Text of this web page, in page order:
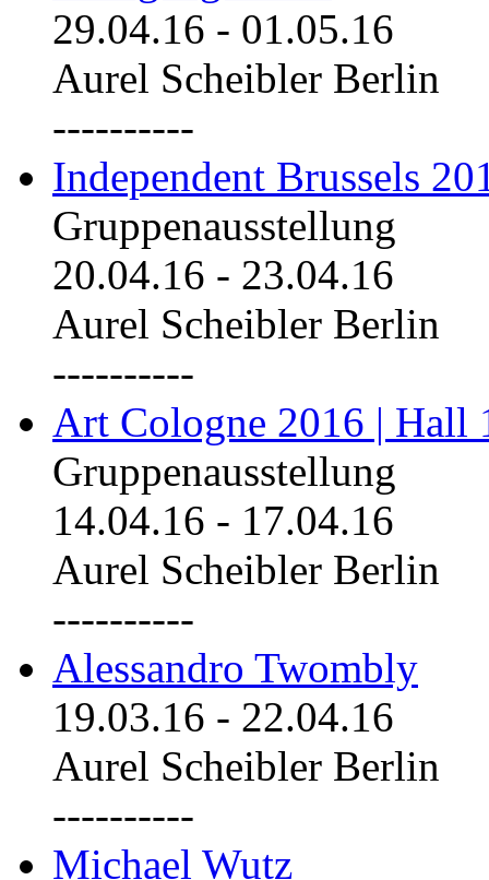
29.04.16 - 01.05.16
Aurel Scheibler Berlin
----------
Independent Brussels
Gruppenausstellung
20.04.16 - 23.04.16
Aurel Scheibler Berlin
----------
Art Cologne 2016 | Hall
Gruppenausstellung
14.04.16 - 17.04.16
Aurel Scheibler Berlin
----------
Alessandro Twombly
19.03.16 - 22.04.16
Aurel Scheibler Berlin
----------
Michael Wutz